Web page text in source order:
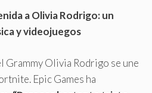
a Olivia Rodrigo: un
y videojuegos
Grammy Olivia Rodrigo se une
Epic Games ha